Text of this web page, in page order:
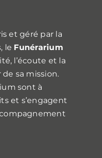
et géré par la
le Funérarium
l’écoute et la
sa mission.
sont à
et s’engagent